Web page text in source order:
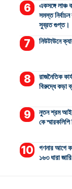
একসঙ্গে লাঞ্চ
সমস্ত নির্বাচন
সুব্রত গুপ্ত।
নিউটাউনে
রাজনৈতিক
বিরুদ্ধে কড়া
নুতন শ্রম
কে
গণনার আগে
১৬৩ ধারা